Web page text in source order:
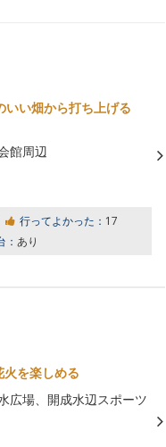
いい畑から打ち上げる
館周辺
行ってよかった： 17
： あり
を楽しめる
広場、開成水辺スポーツ